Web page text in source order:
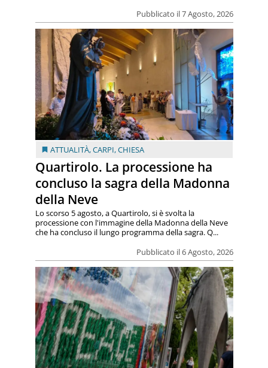
Pubblicato il 7 Agosto, 2026
ATTUALITÀ,CARPI,CHIESA
Quartirolo. La processione ha
concluso la sagra della Madonna
della Neve
Pubblicato il 6 Agosto, 2026
Lo scorso 5 agosto, a Quartirolo, si è svolta la
processione con l'immagine della Madonna della Neve
che ha concluso il lungo programma della sagra. Q...